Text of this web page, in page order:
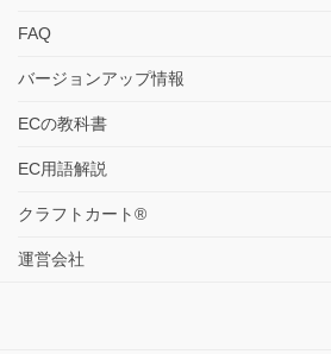
FAQ
バージョンアップ情報
ECの教科書
EC用語解説
クラフトカート®
運営会社